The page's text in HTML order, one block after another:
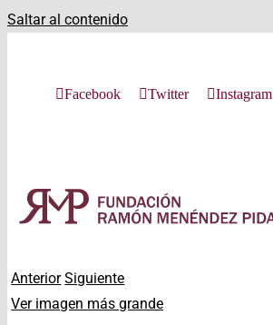
Saltar al contenido
Facebook Twitter Instagram
Anterior Siguiente
Ver imagen más grande